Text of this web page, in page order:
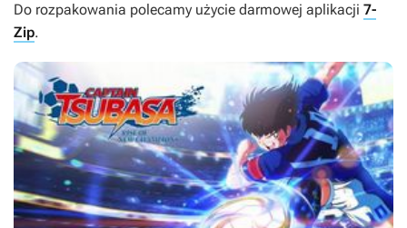
Do rozpakowania polecamy użycie darmowej aplikacji 7-
Zip.